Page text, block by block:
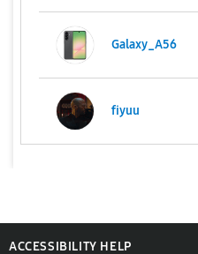
Galaxy_A56
fiyuu
ACCESSIBILITY HELP